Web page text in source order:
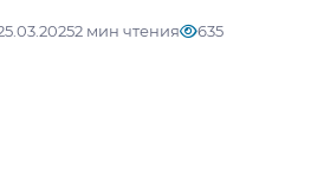
2 мин чтения 635